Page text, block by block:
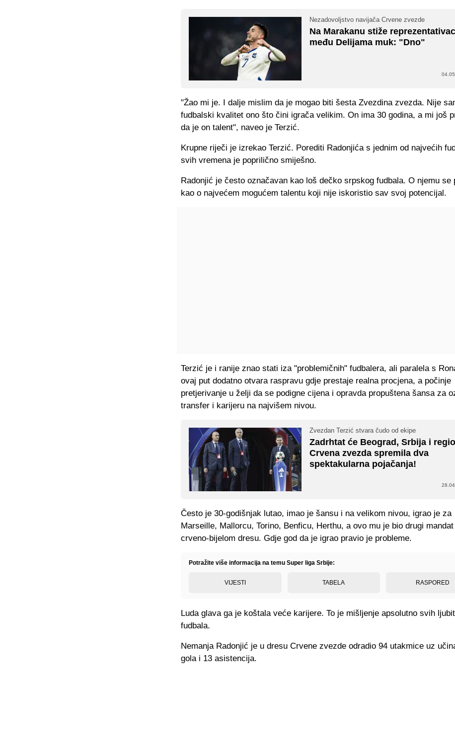
Nezadovoljstvo navijača Crvene zvezde
Na Marakanu stiže
među Delijama muk: "Dno"
"Žao mi je. I dalje mislim da je mogao biti šesta Zvezdina zvezda. Nije
fudbalski kvalitet ono što čini igrača velikim. On ima 30 godina, a mi još
da je on talent", naveo je Terzić.
Krupne riječi je izrekao Terzić. Porediti Radonjića s jednim od najvećih
svih vremena je poprilično smiješno.
Radonjić je često označavan kao loš dečko srpskog fudbala. O njemu se
kao o najvećem mogućem talentu koji nije iskoristio sav svoj potencijal.
Terzić je i ranije znao stati iza "problemičnih" fudbalera, ali paralela s
ovaj put dodatno otvara raspravu gdje prestaje realna procjena, a počinje
pretjerivanje u želji da se podigne cijena i opravda propuštena šansa za
transfer i karijeru na najvišem nivou.
Zvezdan Terzić stvara čudo od ekipe
Zadrhtat će Beograd, Srbija i
Crvena zvezda spremila dva
spektakularna pojačanja!
Često je 30-godišnjak lutao, imao je šansu i na velikom nivou, igrao je za
Marseille, Mallorcu, Torino, Benficu, Herthu, a ovo mu je bio drugi
crveno-bijelom dresu. Gdje god da je igrao pravio je probleme.
Potražite više informacija na temu Super liga Srbije:
VIJESTI TABELA RASPORED
Luda glava ga je koštala veće karijere. To je mišljenje apsolutno svih
fudbala.
Nemanja Radonjić je u dresu Crvene zvezde odradio 94 utakmice uz
gola i 13 asistencija.